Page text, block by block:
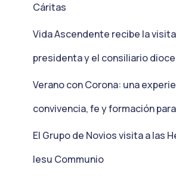
Cáritas
Vida Ascendente recibe la
presidenta y el consiliario
Verano con Corona: una
convivencia, fe y formación
El Grupo de Novios visita a las
Iesu Communio